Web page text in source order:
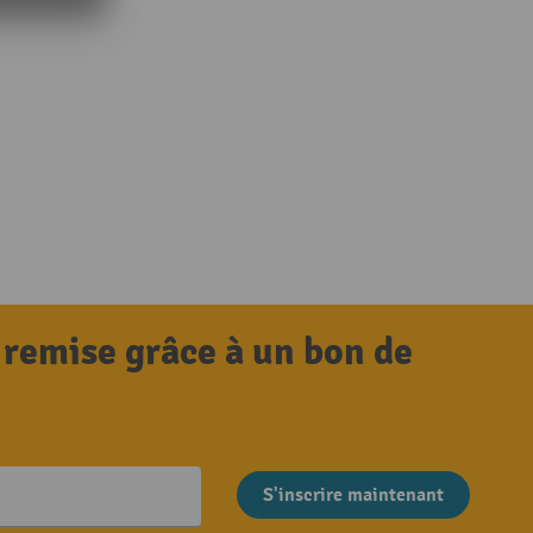
grâce à un bon de
S'inscrire maintenant